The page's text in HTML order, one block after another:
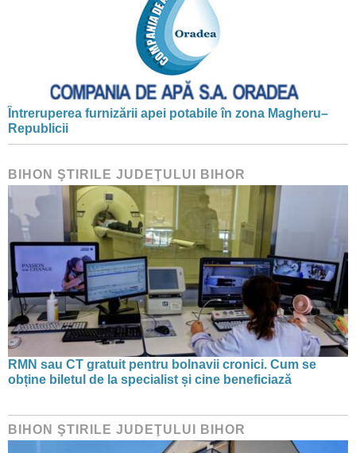
Întreruperea furnizării apei potabile în zona Magheru–
Republicii
BIHON ŞTIRILE JUDEŢULUI BIHOR
RMN sau CT gratuit pentru bolnavii cronici. Cum se
obține biletul de la specialist și cine beneficiază
BIHON ŞTIRILE JUDEŢULUI BIHOR